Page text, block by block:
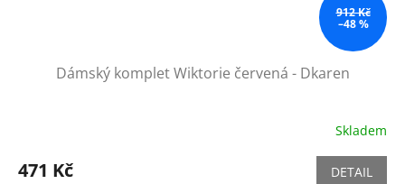
912 Kč
–48 %
Dámský komplet Wiktorie červená - Dkaren
Skladem
471 Kč DETAIL